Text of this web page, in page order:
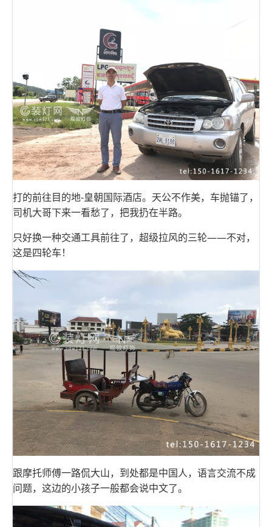
打的前往目的地-皇朝国际酒店。天公不作美，车抛锚了，
司机大哥下来一看愁了，把我扔在半路。
只好换一种交通工具前往了，超级拉风的三轮——不对，
这是四轮车！
跟摩托师傅一路侃大山，到处都是中国人，语言交流不成
问题，这边的小孩子一般都会说中文了。